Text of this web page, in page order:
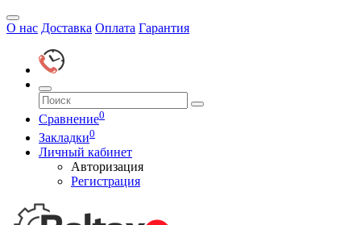
О нас Доставка Оплата Гарантия
Сравнение0
Закладки0
Личный кабинет
Авторизация
Регистрация